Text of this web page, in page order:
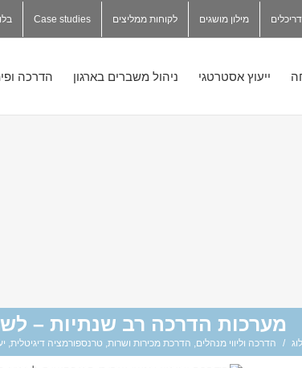
מילון מושגים לקוחות ממליצים Case studies
ייעוץ אסטרטגי ניהול משברים בארגון הדרכה
מערכות הדרכה רב שנתיות –
/ הדרכה וליווי מנהלים, הדרכת מכירות ושרות, טרנספורמציה דיגיטלית,